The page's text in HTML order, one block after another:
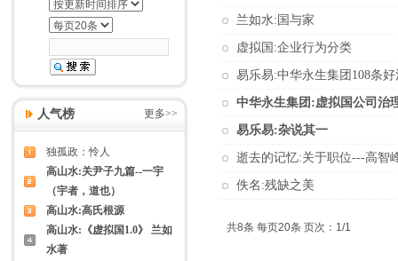
兰如水:国与家
虚拟国:企业行为分类
易乐易:中华永生集团108条好
中华永生集团:虚拟国公司治
易乐易:杂说其一
逝去的记忆:关于职位---高智
佚名:残缺之美
共8条 每页20条 页次：1/1
人气榜 更多>>
独孤政：怜人
高山水:关尹子九篇--一宇
（宇者，道也）
高山水:高氏根源
高山水:《虚拟国1.0》 兰如
水著